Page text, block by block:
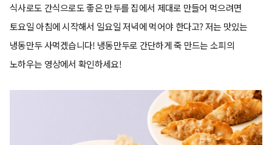
식사로도 간식으로도 좋은 만두를 집에서 제대로 만들어 먹으려면
토요일 아침에 시작해서 일요일 저녁에 먹어야 한다고? 저는 맛있는
냉동만두 사먹겠습니다! 냉동만두로 간단하게 죽 만드는 소피의
노하우는 영상에서 확인하세요!